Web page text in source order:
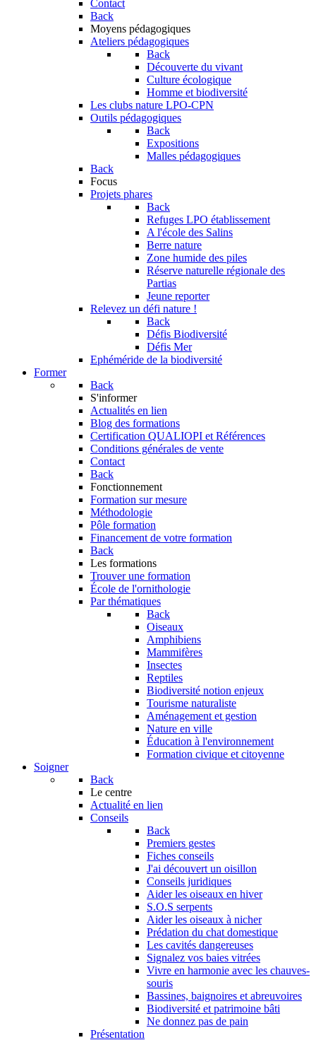
Contact
Back
Moyens pédagogiques
Ateliers pédagogiques
Back
Découverte du vivant
Culture écologique
Homme et biodiversité
Les clubs nature LPO-CPN
Outils pédagogiques
Back
Expositions
Malles pédagogiques
Back
Focus
Projets phares
Back
Refuges LPO établissement
A l'école des Salins
Berre nature
Zone humide des piles
Réserve naturelle régionale des
Partias
Jeune reporter
Relevez un défi nature !
Back
Défis Biodiversité
Défis Mer
Ephéméride de la biodiversité
Former
Back
S'informer
Actualités en lien
Blog des formations
Certification QUALIOPI et Références
Conditions générales de vente
Contact
Back
Fonctionnement
Formation sur mesure
Méthodologie
Pôle formation
Financement de votre formation
Back
Les formations
Trouver une formation
École de l'ornithologie
Par thématiques
Back
Oiseaux
Amphibiens
Mammifères
Insectes
Reptiles
Biodiversité notion enjeux
Tourisme naturaliste
Aménagement et gestion
Nature en ville
Éducation à l'environnement
Formation civique et citoyenne
Soigner
Back
Le centre
Actualité en lien
Conseils
Back
Premiers gestes
Fiches conseils
J'ai découvert un oisillon
Conseils juridiques
Aider les oiseaux en hiver
S.O.S serpents
Aider les oiseaux à nicher
Prédation du chat domestique
Les cavités dangereuses
Signalez vos baies vitrées
Vivre en harmonie avec les chauves-
souris
Bassines, baignoires et abreuvoires
Biodiversité et patrimoine bâti
Ne donnez pas de pain
Présentation